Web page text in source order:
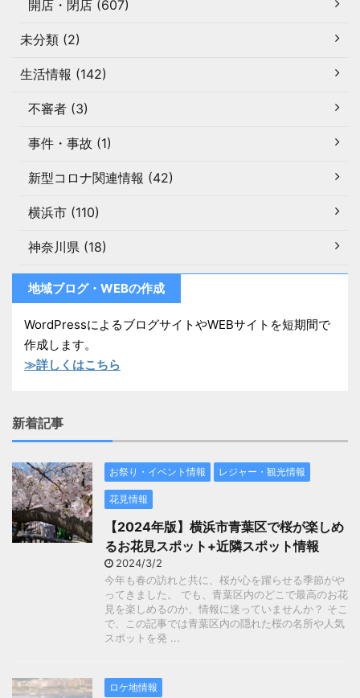
開店・閉店 (607)
未分類 (2)
生活情報 (142)
不審者 (3)
事件・事故 (1)
新型コロナ関連情報 (42)
横浜市 (110)
神奈川県 (18)
地域ブログ・WEBの作成
WordPressによるブログサイトやWEBサイトを短期間で
作成します。
≫詳しくはこちら
新着記事
お祭り・イベント情報 レジャー・観光情報
花見情報
【2024年版】横浜市青葉区で桜が楽しめ
るお花見スポット+近隣スポット情報
2024/3/2
今年も春の訪れと共に、桜が心を躍らせる季節がや
ってきました。 でも、青葉区内のどこで最高のお花
見を楽しめるのか、情報に迷っていませんか？ そこ
で、この記事では青葉区内の隠れた桜の名所や人気
スポットを発 ...
ロケ地情報